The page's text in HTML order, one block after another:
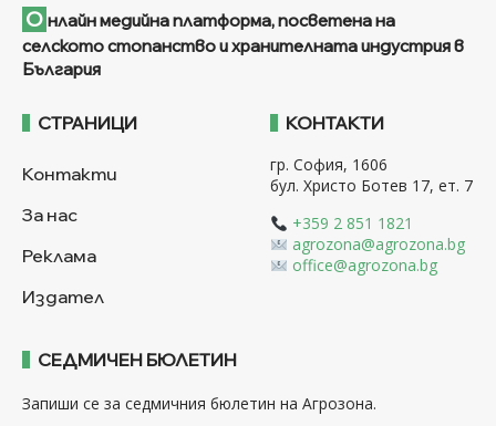
О нлайн медийна платформа, посветена на
селското стопанство и хранителната индустрия в
България
СТРАНИЦИ
Контакти
За нас
Реклама
Издател
КОНТАКТИ
гр. София, 1606
бул. Христо Ботев 17, ет. 7
+359 2 851 1821
agrozona@agrozona.bg
office@agrozona.bg
СЕДМИЧЕН БЮЛЕТИН
Запиши се за седмичния бюлетин на Агрозона.